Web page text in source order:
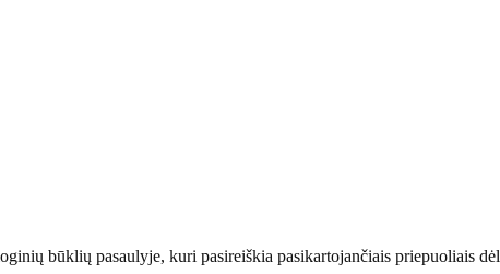
būklių pasaulyje, kuri pasireiškia pasikartojančiais priepuoliais dėl